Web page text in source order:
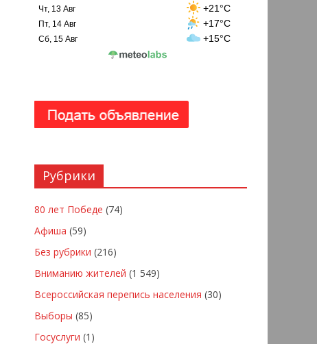
Чт, 13 Авг +21°C
Пт, 14 Авг +17°C
Сб, 15 Авг +15°C
Рубрики
80 лет Победе (74)
Афиша (59)
Без рубрики (216)
Вниманию жителей (1 549)
Всероссийская перепись населения (30)
Выборы (85)
Госуслуги (1)